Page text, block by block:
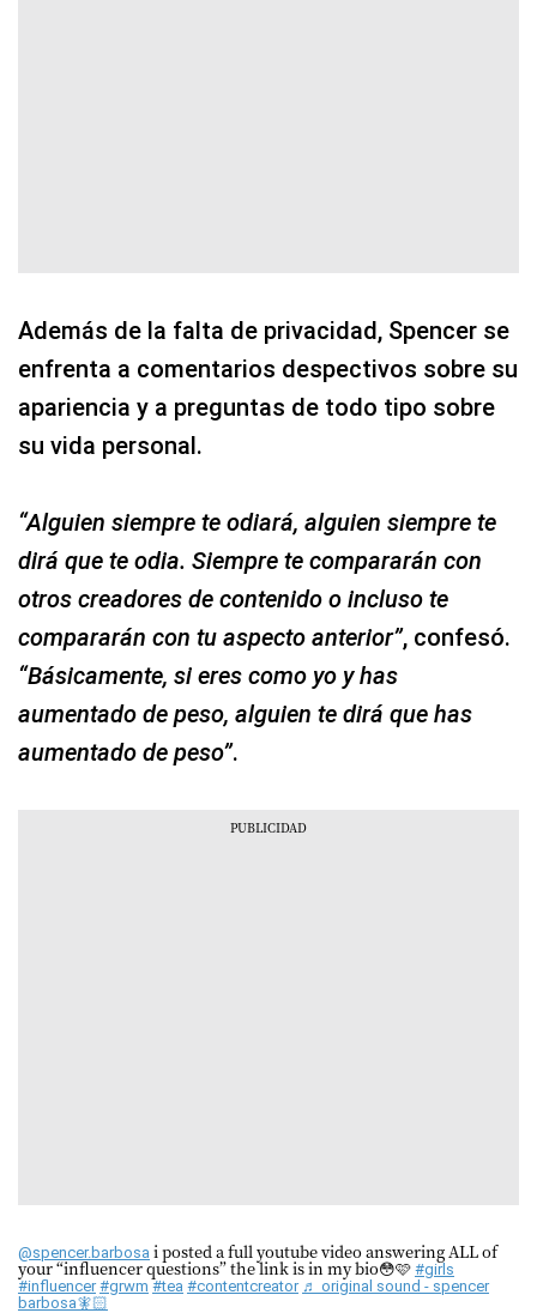
Además de la falta de privacidad, Spencer se
enfrenta a comentarios despectivos sobre su
apariencia y a preguntas de todo tipo sobre
su vida personal.
“Alguien siempre te odiará, alguien siempre te
dirá que te odia. Siempre te compararán con
otros creadores de contenido o incluso te
compararán con tu aspecto anterior”, confesó.
“Básicamente, si eres como yo y has
aumentado de peso, alguien te dirá que has
aumentado de peso”.
@spencer.barbosa i posted a full youtube video answering ALL of
your “influencer questions” the link is in my bio😳🩷 #girls
#influencer #grwm #tea #contentcreator ♬ original sound - spencer
barbosa🧚🏻